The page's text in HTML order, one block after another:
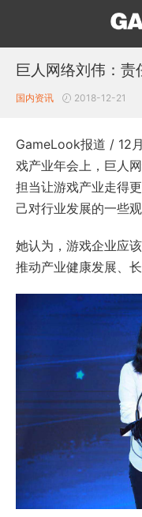
巨人网络刘伟：
国内资讯 2018-12-21
GameLook报道 / 12
戏产业年会上，巨人
担当让游戏产业走得
己对行业发展的一些观
她认为，游戏企业应
推动产业健康发展、长